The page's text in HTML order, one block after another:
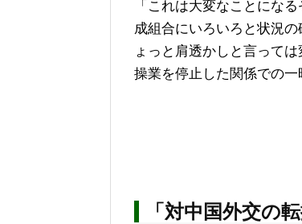
「これは大変なことにな
成組合にいろいろと状況
ょっと肩透かしと言って
操業を停止した関係での一
「対中国外交の